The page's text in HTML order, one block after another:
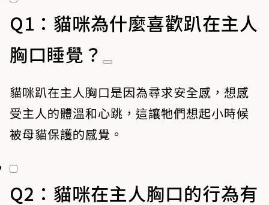
Q1：貓咪為什麼喜歡趴在主人
胸口睡覺？
貓咪趴在主人胸口是因為尋求安全感，想感
受主人的體溫和心跳，這讓牠們想起小時候
被母貓保護的感覺。
Q2：貓咪在主人胸口的行為有